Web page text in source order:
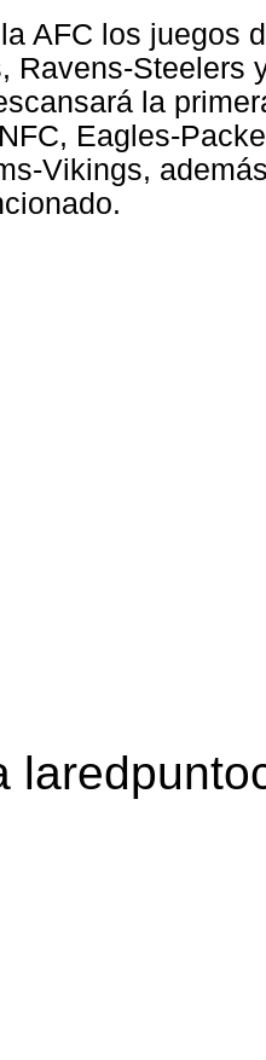
AFC los juegos
Ravens-Steelers
la
Eagles-
Vikings,